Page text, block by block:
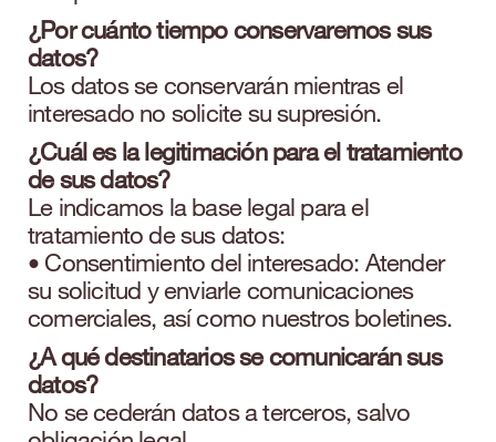
¿Por cuánto tiempo conservaremos sus
datos?
Los datos se conservarán mientras el
interesado no solicite su supresión.
¿Cuál es la legitimación para el tratamiento
de sus datos?
Le indicamos la base legal para el
tratamiento de sus datos:
• Consentimiento del interesado: Atender
su solicitud y enviarle comunicaciones
comerciales, así como nuestros boletines.
¿A qué destinatarios se comunicarán sus
datos?
No se cederán datos a terceros, salvo